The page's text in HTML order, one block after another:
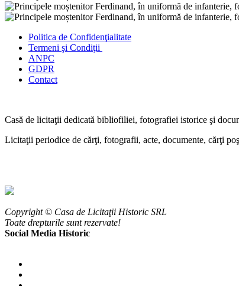
Politica de Confidenţialitate
Termeni şi Condiţii
ANPC
GDPR
Contact
Casă de licitaţii dedicată bibliofiliei, fotografiei istorice şi
Licitaţii periodice de cărţi, fotografii, acte, documente, cărţi
Copyright © Casa de Licitaţii Historic SRL
Toate drepturile sunt rezervate!
Social Media Historic